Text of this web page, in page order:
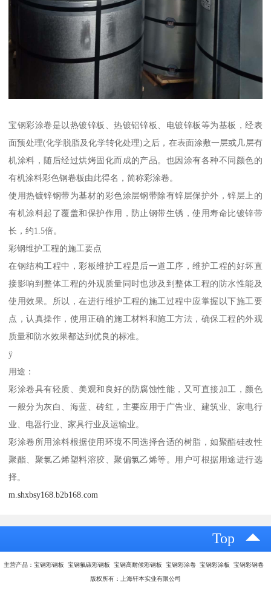
宝钢彩涂卷是以热镀锌板、热镀铝锌板、电镀锌板等为基板，经表
面预处理(化学脱脂及化学转化处理)之后，在表面涂敷一层或几层有
机涂料，随后经过烘烤固化而成的产品。也因涂有各种不同颜色的
有机涂料彩色钢卷板由此得名，简称彩涂卷。
使用热镀锌钢带为基材的彩色涂层钢带除有锌层保护外，锌层上的
有机涂料起了覆盖和保护作用，防止钢带生锈，使用寿命比镀锌带
长，约1.5倍。
彩钢维护工程的施工要点
在钢结构工程中，彩板维护工程是后一道工序，维护工程的好坏直
接影响到整体工程的外观质量同时也涉及到整体工程的防水性能及
使用效果。所以，在进行维护工程的施工过程中应掌握以下施工要
点，认真操作，使用正确的施工材料和施工方法，确保工程的外观
质量和防水效果都达到优良的标准。
ÿ
用途：
彩涂卷具有轻质、美观和良好的防腐蚀性能，又可直接加工，颜色
一般分为灰白、海蓝、砖红，主要应用于广告业、建筑业、家电行
业、电器行业、家具行业及运输业。
彩涂卷所用涂料根据使用环境不同选择合适的树脂，如聚酯硅改性
聚酯、聚氯乙烯塑料溶胶、聚偏氯乙烯等。用户可根据用途进行选
择。
m.shxbsy168.b2b168.com
Top
主营产品：宝钢彩钢板 宝钢氟碳彩钢板 宝钢高耐候彩钢板 宝钢彩涂卷 宝钢彩涂板 宝钢彩钢卷
版权所有：上海轩本实业有限公司